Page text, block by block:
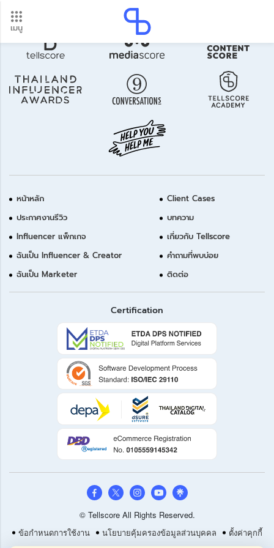
เมนู
อัปเดตใหม่ ต้องดู! รอบโอนเงินปี 2569 เช็กวันเงินเข้าได้ที่นี่
Update
หน้าหลัก
ประกาศงานรีวิว
Influencer แพ็กเกจ
ฉันเป็น Influencer & Creator
ฉันเป็น Marketer
Client Cases
บทความ
เกี่ยวกับ Tellscore
คำถามที่พบบ่อย
ติดต่อ
Certification
© Tellscore All Rights Reserved.
ข้อกำหนดการใช้งาน
นโยบายคุ้มครองข้อมูลส่วนบุคคล ตั้งค่าคุกกี้